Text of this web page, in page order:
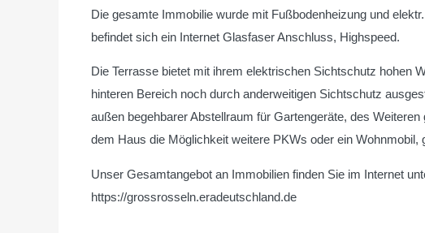
Die gesamte Immobilie wurde mit Fußbodenheizung und
befindet sich ein Internet Glasfaser Anschluss, Highspeed.
Die Terrasse bietet mit ihrem elektrischen Sichtschutz hohen
hinteren Bereich noch durch anderweitigen Sichtschutz
außen begehbarer Abstellraum für Gartengeräte, des
dem Haus die Möglichkeit weitere PKWs oder ein Wohnmobil,
Unser Gesamtangebot an Immobilien finden Sie im Internet
https://grossrosseln.eradeutschland.de